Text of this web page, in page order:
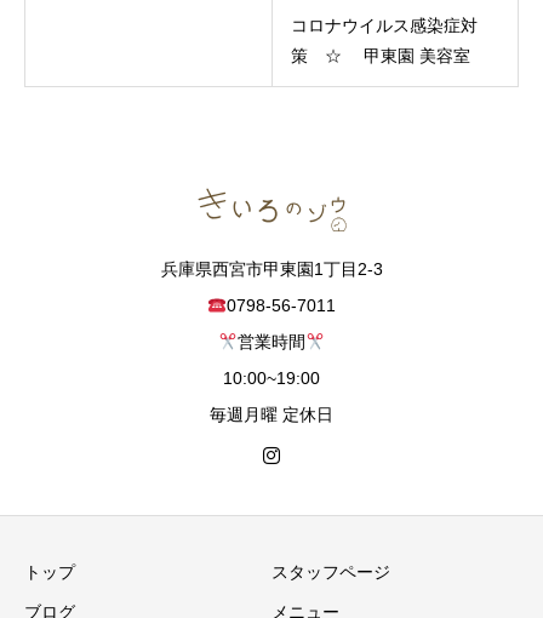
コロナウイルス感染症対
策 ☆ 甲東園 美容室
兵庫県西宮市甲東園1丁目2-3
0798-56-7011
営業時間
10:00~19:00
毎週月曜 定休日
トップ スタッフページ
ブログ メニュー